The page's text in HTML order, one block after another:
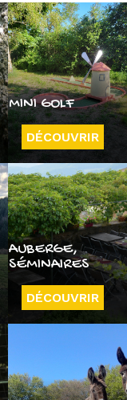
MINI GOLF
DÉCOUVRIR
AUBERGE,
SÉMINAIRES
DÉCOUVRIR